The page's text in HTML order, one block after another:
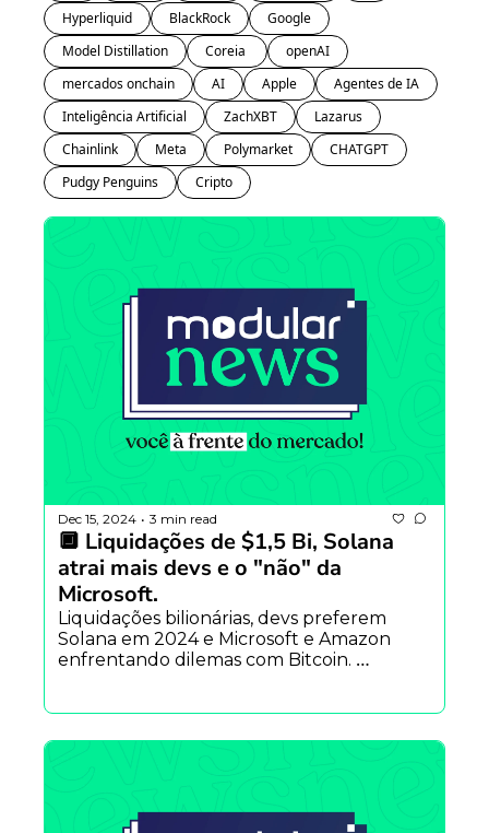
Hyperliquid
BlackRock
Google
Model Distillation
openAI
mercados onchain
AI Apple
Agentes de IA
Inteligência Artificial
ZachXBT
Lazarus
Chainlink
Meta Polymarket
CHATGPT
Pudgy Penguins
Cripto
Dec 15, 2024 • 3 min read
🔲 Liquidações de $1,5 Bi, Solana
atrai mais devs e o "não" da
Microsoft.
Liquidações bilionárias, devs preferem
Solana em 2024 e Microsoft e Amazon
enfrentando dilemas com Bitcoin.